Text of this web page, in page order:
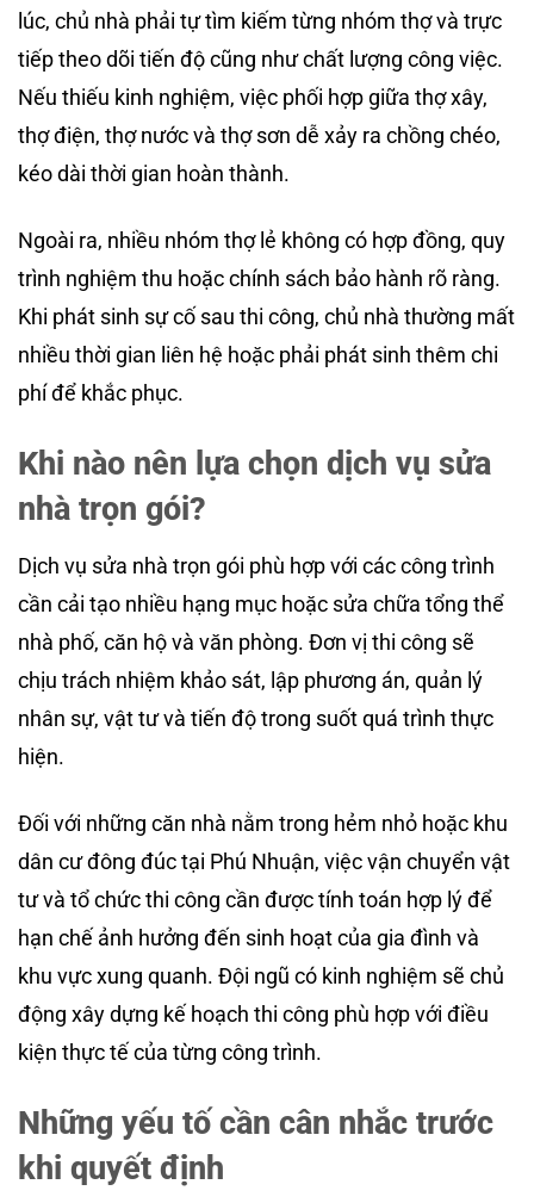
lúc, chủ nhà phải tự tìm kiếm từng nhóm thợ và trực
tiếp theo dõi tiến độ cũng như chất lượng công việc.
Nếu thiếu kinh nghiệm, việc phối hợp giữa thợ xây,
thợ điện, thợ nước và thợ sơn dễ xảy ra chồng chéo,
kéo dài thời gian hoàn thành.
Ngoài ra, nhiều nhóm thợ lẻ không có hợp đồng, quy
trình nghiệm thu hoặc chính sách bảo hành rõ ràng.
Khi phát sinh sự cố sau thi công, chủ nhà thường mất
nhiều thời gian liên hệ hoặc phải phát sinh thêm chi
phí để khắc phục.
Khi nào nên lựa chọn dịch vụ sửa
nhà trọn gói?
Dịch vụ sửa nhà trọn gói phù hợp với các công trình
cần cải tạo nhiều hạng mục hoặc sửa chữa tổng thể
nhà phố, căn hộ và văn phòng. Đơn vị thi công sẽ
chịu trách nhiệm khảo sát, lập phương án, quản lý
nhân sự, vật tư và tiến độ trong suốt quá trình thực
hiện.
Đối với những căn nhà nằm trong hẻm nhỏ hoặc khu
dân cư đông đúc tại Phú Nhuận, việc vận chuyển vật
tư và tổ chức thi công cần được tính toán hợp lý để
hạn chế ảnh hưởng đến sinh hoạt của gia đình và
khu vực xung quanh. Đội ngũ có kinh nghiệm sẽ chủ
động xây dựng kế hoạch thi công phù hợp với điều
kiện thực tế của từng công trình.
Những yếu tố cần cân nhắc trước
khi quyết định